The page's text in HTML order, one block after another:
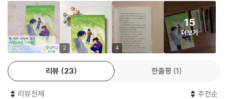
에 공개되었을 당시 가장 크게 극찬받았던 부분이기도 하다.
아이들이 지닌 서로 다른 얼굴은 그들을 끊임없이 괴롭힌다. 남들 눈에 보
여지는 모습에 집착하게 하고, 숨기고 싶은 모습이 들통날까 봐 불안해하
게 한다. 고뇌하는 세 아이를 지켜보고 있자면 가슴 한편에 뭉근한 욱신거
림이 느껴진다. 그것은 어쩌면 세 아이가 인간이라면 누구나 가지고 있는,
그러나 누구도 인정하고 싶어 하지 않는 우리 안의 양면성을 떠올리게 하
기 때문일지도 모른다.
말이다. 그럴 때 우리는 어떤 선택을 해야 할까?
수호, 온, 태주는 그런 순간 우리 마음속을 비추는 용기의 세 가지 모습을
보여 준다. 그리고 어우러진 세 이야기는 하나의 결론을 그린다. 용기는 슈
퍼맨의 망토나 스파이더맨의 쫄쫄이에서 나오는 게 아니라는 것을, 용기는
도망가지 않고, 내가 처한 상황을 직시하는 ‘나’에게서 시작되는 것임을 말
이다.
덮어 버리고 싶은 페이지가 있는 어린이, 최악이라 생각했던 순간이 어떻
게 최고의 선물이 되는지 확인하고 싶은 어린이 들에게 이 책을 권한다.
2 4
15
더보기
리뷰 23 한줄평 1
리뷰전체 추천순